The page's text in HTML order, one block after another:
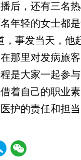
后，还有三名
年轻的女士都
，事发当天，他
那里对发病旅
是大家一起参与
着自己的职业
护的责任和担